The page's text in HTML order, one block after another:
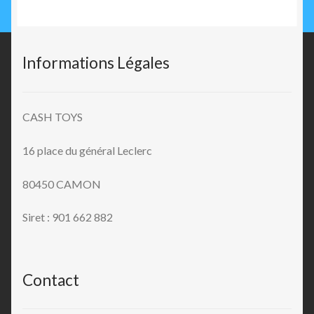
Informations Légales
CASH TOYS
16 place du général Leclerc
80450 CAMON
Siret : 901 662 882
Contact